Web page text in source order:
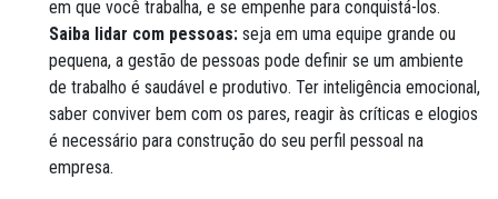
em que você trabalha, e se empenhe para conquistá-los.
Saiba lidar com pessoas: seja em uma equipe grande ou
pequena, a gestão de pessoas pode definir se um ambiente
de trabalho é saudável e produtivo. Ter inteligência emocional,
saber conviver bem com os pares, reagir às críticas e elogios
é necessário para construção do seu perfil pessoal na
empresa.